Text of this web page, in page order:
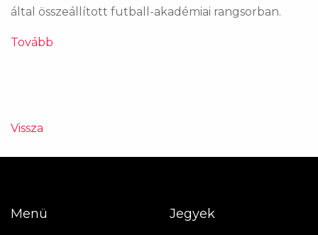
által összeállított futball-akadémiai rangsorban.
Tovább
Vissza
Menü Jegyek